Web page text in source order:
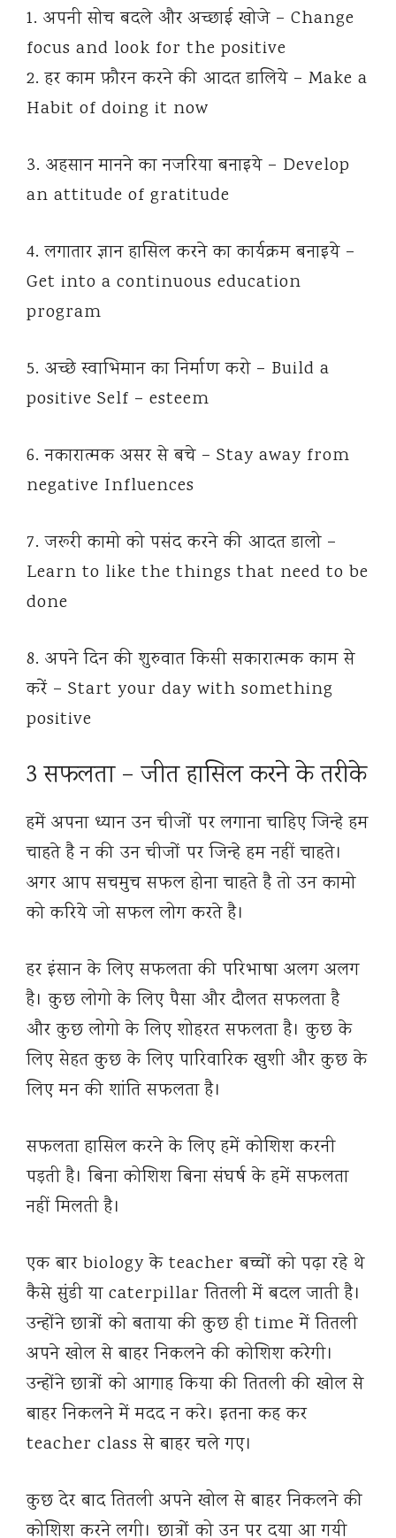
1. अपनी सोच बदले और अच्छाई खोजे – Change
focus and look for the positive
2. हर काम फ़ौरन करने की आदत डालिये – Make a
Habit of doing it now
3. अहसान मानने का नजरिया बनाइये – Develop
an attitude of gratitude
4. लगातार ज्ञान हासिल करने का कार्यक्रम बनाइये –
Get into a continuous education
program
5. अच्छे स्वाभिमान का निर्माण करो – Build a
positive Self – esteem
6. नकारात्मक असर से बचे – Stay away from
negative Influences
7. जरूरी कामो को पसंद करने की आदत डालो –
Learn to like the things that need to be
done
8. अपने दिन की शुरुवात किसी सकारात्मक काम से
करें – Start your day with something
positive
3 सफलता – जीत हासिल करने के तरीके
हमें अपना ध्यान उन चीजों पर लगाना चाहिए जिन्हे हम
चाहते है न की उन चीजों पर जिन्हे हम नहीं चाहते।
अगर आप सचमुच सफल होना चाहते है तो उन कामो
को करिये जो सफल लोग करते है।
हर इंसान के लिए सफलता की परिभाषा अलग अलग
है। कुछ लोगो के लिए पैसा और दौलत सफलता है
और कुछ लोगो के लिए शोहरत सफलता है। कुछ के
लिए सेहत कुछ के लिए पारिवारिक खुशी और कुछ के
लिए मन की शांति सफलता है।
सफलता हासिल करने के लिए हमें कोशिश करनी
पड़ती है। बिना कोशिश बिना संघर्ष के हमें सफलता
नहीं मिलती है।
एक बार biology के teacher बच्चों को पढ़ा रहे थे
कैसे सुंडी या caterpillar तितली में बदल जाती है।
उन्होंने छात्रों को बताया की कुछ ही time में तितली
अपने खोल से बाहर निकलने की कोशिश करेगी।
उन्होंने छात्रों को आगाह किया की तितली की खोल से
बाहर निकलने में मदद न करे। इतना कह कर
teacher class से बाहर चले गए।
कुछ देर बाद तितली अपने खोल से बाहर निकलने की
कोशिश करने लगी। छात्रों को उन पर दया आ गयी